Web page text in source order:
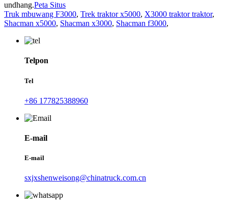
undhang.Peta Situs
Truk mbuwang F3000, Trek traktor x5000, X3000 traktor traktor,
Shacman x5000, Shacman x3000, Shacman f3000,
Telpon
Tel
+86 177825388960
E-mail
E-mail
sxjxshenweisong@chinatruck.com.cn